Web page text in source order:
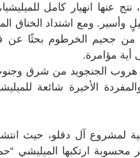
عنها انهيار كامل
وأسير. ومع اشتداد الخناق
من جحيم الخرطوم بحثًا عن
أية مؤامرة.
هروب الجنجويد من شرق
الأخيرة شائعة
لمشروع آل دقلو، حيث
ارتكبها الميليشي